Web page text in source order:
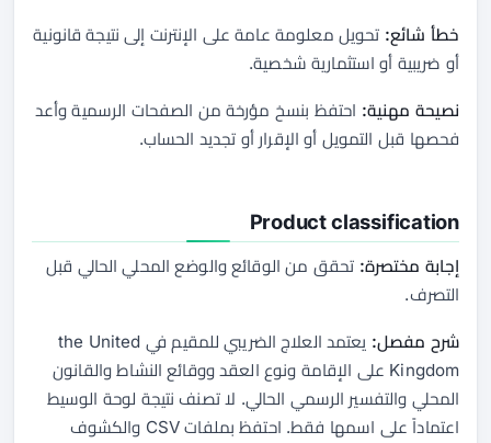
خطأ شائع: تحويل معلومة عامة على الإنترنت إلى نتيجة قانونية
أو ضريبية أو استثمارية شخصية.
نصيحة مهنية: احتفظ بنسخ مؤرخة من الصفحات الرسمية وأعد
فحصها قبل التمويل أو الإقرار أو تجديد الحساب.
Product classification
إجابة مختصرة: تحقق من الوقائع والوضع المحلي الحالي قبل
التصرف.
شرح مفصل:
يعتمد العلاج الضريبي للمقيم في the United
Kingdom على الإقامة ونوع العقد ووقائع النشاط والقانون
المحلي والتفسير الرسمي الحالي. لا تصنف نتيجة لوحة الوسيط
اعتماداً على اسمها فقط. احتفظ بملفات CSV والكشوف